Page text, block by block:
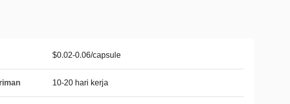
$0.02-0.06/capsule
10-20 hari kerja